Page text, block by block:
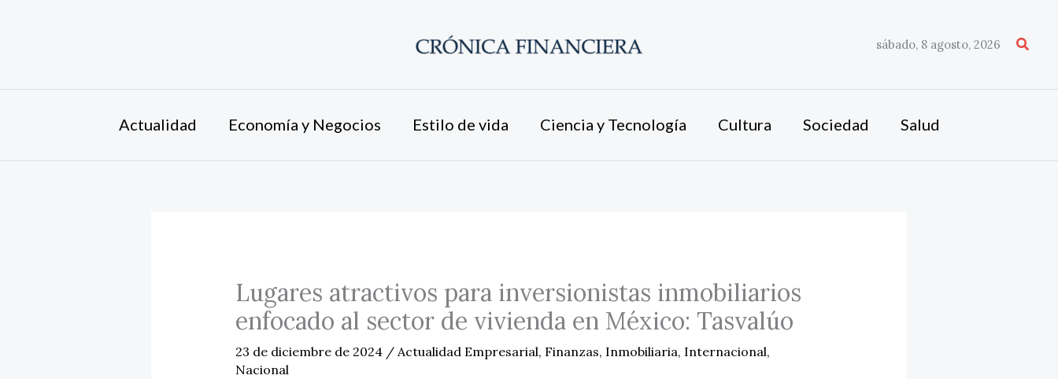
sábado, 8 agosto, 2026
Actualidad Economía y Negocios Estilo de vida Ciencia y Tecnología Cultura Sociedad Salud
Lugares atractivos para inversionistas inmobiliarios
enfocado al sector de vivienda en México: Tasvalúo
23 de diciembre de 2024 / Actualidad Empresarial, Finanzas, Inmobiliaria, Internacional,
Nacional